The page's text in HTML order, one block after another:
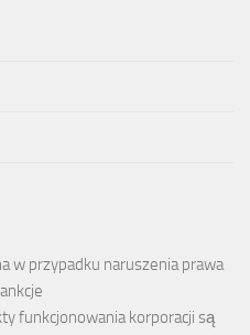
w przypadku naruszenia prawa
funkcjonowania korporacji są